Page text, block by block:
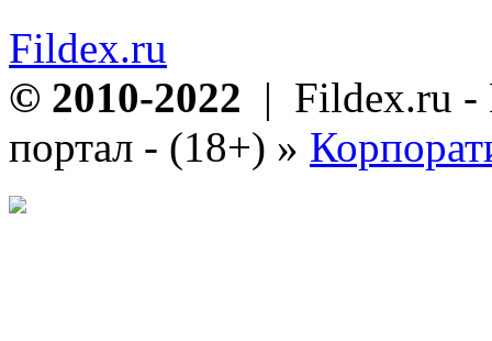
Fildex.ru
© 2010-2022 | Fildex.ru -
портал - (18+) »